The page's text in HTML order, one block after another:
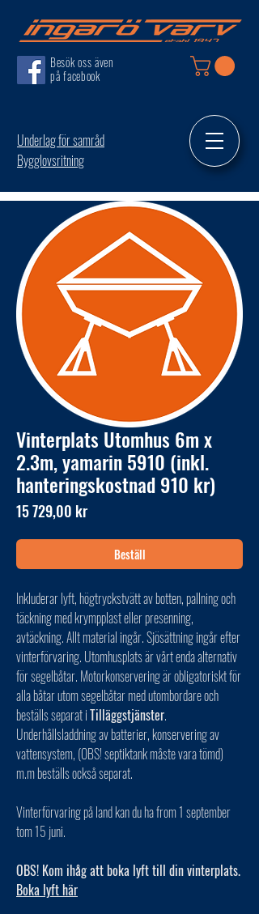
Besök oss även
på facebook
Underlag för samråd
Bygglovsritning
Vinterplats Utomhus 6m x
2.3m, yamarin 5910 (inkl.
hanteringskostnad 910 kr)
15 729,00 krPris
Beställ
Inkluderar lyft, högtryckstvätt av botten, pallning och
täckning med krympplast eller presenning,
avtäckning. Allt material ingår. Sjösättning ingår efter
vinterförvaring. Utomhusplats är vårt enda alternativ
för segelbåtar. Motorkonservering är obligatoriskt för
alla båtar utom segelbåtar med utombordare och
beställs separat iTilläggstjänster.
Underhållsladdning av batterier, konservering av
vattensystem, (OBS! septiktank måste vara tömd)
m.m beställs också separat.
Vinterförvaring på land kan du ha from 1 september
tom 15 juni.
OBS! Kom ihåg att boka lyft till din vinterplats.
Boka lyft här